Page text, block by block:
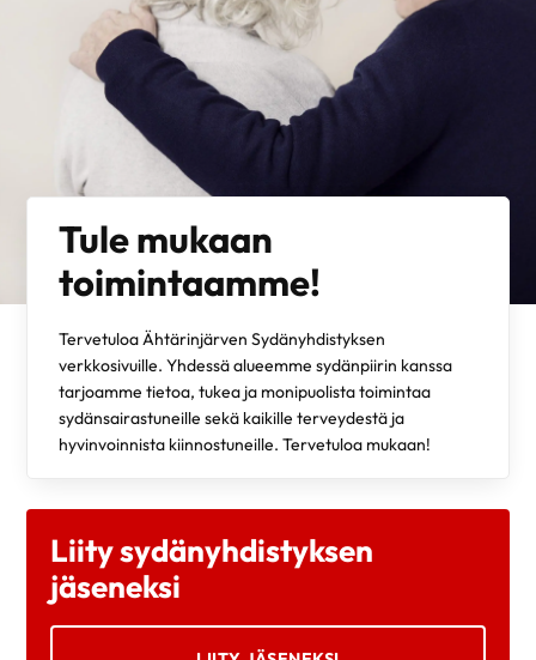
Tule mukaan
toimintaamme!
Tervetuloa Ähtärinjärven Sydänyhdistyksen
verkkosivuille. Yhdessä alueemme sydänpiirin kanssa
tarjoamme tietoa, tukea ja monipuolista toimintaa
sydänsairastuneille sekä kaikille terveydestä ja
hyvinvoinnista kiinnostuneille. Tervetuloa mukaan!
Liity sydänyhdistyksen
jäseneksi